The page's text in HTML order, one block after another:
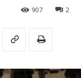
2
907